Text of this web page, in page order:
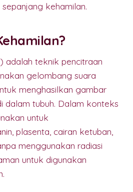
kehamilan.
adalah teknik pencitraan
gelombang suara
menghasilkan gambar
dalam tubuh. Dalam konteks
untuk
plasenta, cairan ketuban,
menggunakan radiasi
untuk digunakan